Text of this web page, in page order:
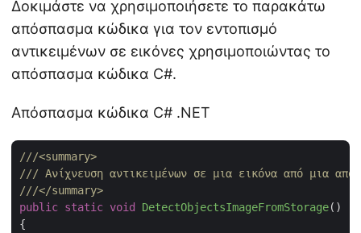
Δοκιμάστε να χρησιμοποιήσετε το παρακάτω
απόσπασμα κώδικα για τον εντοπισμό
αντικειμένων σε εικόνες χρησιμοποιώντας το
απόσπασμα κώδικα C#.
Απόσπασμα κώδικα C# .NET
///<summary>
/// Ανίχνευση αντικειμένων σε μια εικόνα από μια
///</summary>
public static void DetectObjectsImageFromStorage( )
{